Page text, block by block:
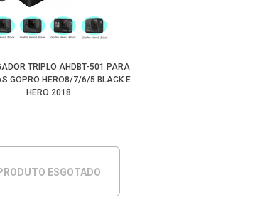
TRIPLO AHDBT-501 PARA
GOPRO HERO8/7/6/5 BLACK E
HERO 2018
ESGOTADO